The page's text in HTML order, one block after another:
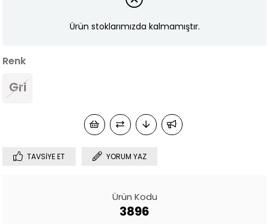
Ürün stoklarımızda kalmamıştır.
Renk
Gri
TAVSIYE ET YORUM YAZ
Ürün Kodu
3896